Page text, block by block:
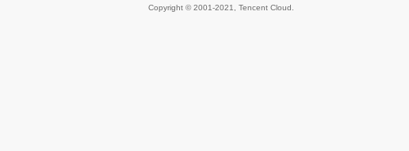
Copyright © 2001-2021, Tencent Cloud.